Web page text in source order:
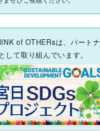
of OTHERsは、パートナ
して取り組んでいます。